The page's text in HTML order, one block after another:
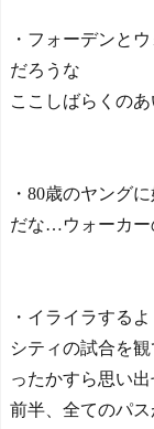
・フォーデンと
だろうな
ここしばらくの
・80歳のヤング
だな…ウォーカー
・イライラするよ
シティの試合を
ったかすら思い
前半、全てのパ